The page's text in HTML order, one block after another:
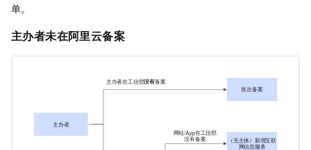
单。
主办者未在阿里云备案